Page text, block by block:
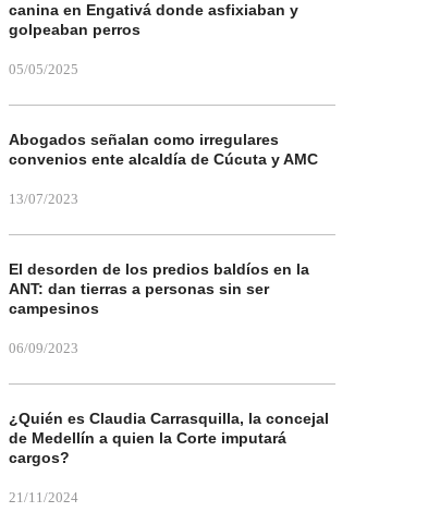
canina en Engativá donde asfixiaban y
golpeaban perros
05/05/2025
Abogados señalan como irregulares
convenios ente alcaldía de Cúcuta y AMC
13/07/2023
El desorden de los predios baldíos en la
ANT: dan tierras a personas sin ser
campesinos
06/09/2023
¿Quién es Claudia Carrasquilla, la concejal
de Medellín a quien la Corte imputará
cargos?
21/11/2024